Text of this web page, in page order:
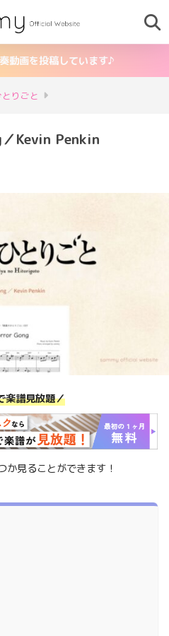
動画を投稿しています♪
りごと
Kevin Penkin
楽譜見放題／
か見ることができます！